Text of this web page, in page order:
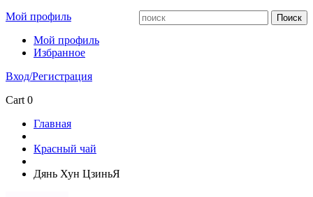
Мой профиль
Мой профиль
Избранное
Вход/Регистрация
Cart 0
Главная
Красный чай
Дянь Хун ЦзиньЯ